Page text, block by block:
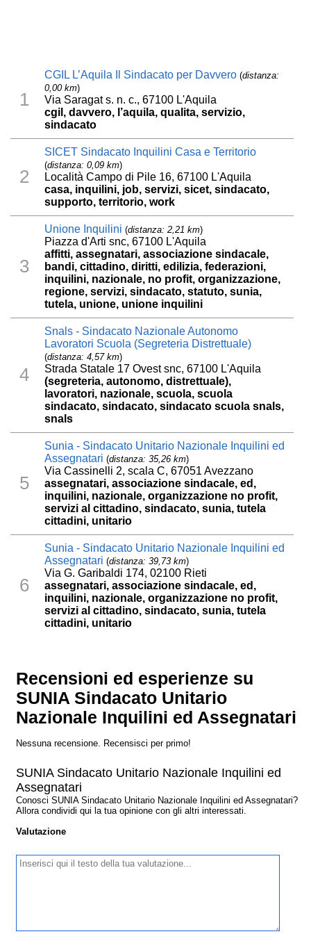
1
CGIL L’Aquila Il Sindacato per Davvero (distanza:
0,00 km)
Via Saragat s. n. c., 67100 L'Aquila
cgil, davvero, l’aquila, qualita, servizio,
sindacato
2
SICET Sindacato Inquilini Casa e Territorio
(distanza: 0,09 km)
Località Campo di Pile 16, 67100 L'Aquila
casa, inquilini, job, servizi, sicet, sindacato,
supporto, territorio, work
3
Unione Inquilini (distanza: 2,21 km)
Piazza d'Arti snc, 67100 L'Aquila
affitti, assegnatari, associazione sindacale,
bandi, cittadino, diritti, edilizia, federazioni,
inquilini, nazionale, no profit, organizzazione,
regione, servizi, sindacato, statuto, sunia,
tutela, unione, unione inquilini
4
Snals - Sindacato Nazionale Autonomo
Lavoratori Scuola (Segreteria Distrettuale)
(distanza: 4,57 km)
Strada Statale 17 Ovest snc, 67100 L'Aquila
(segreteria, autonomo, distrettuale),
lavoratori, nazionale, scuola, scuola
sindacato, sindacato, sindacato scuola snals,
snals
5
Sunia - Sindacato Unitario Nazionale Inquilini ed
Assegnatari (distanza: 35,26 km)
Via Cassinelli 2, scala C, 67051 Avezzano
assegnatari, associazione sindacale, ed,
inquilini, nazionale, organizzazione no profit,
servizi al cittadino, sindacato, sunia, tutela
cittadini, unitario
6
Sunia - Sindacato Unitario Nazionale Inquilini ed
Assegnatari (distanza: 39,73 km)
Via G. Garibaldi 174, 02100 Rieti
assegnatari, associazione sindacale, ed,
inquilini, nazionale, organizzazione no profit,
servizi al cittadino, sindacato, sunia, tutela
cittadini, unitario
Recensioni ed esperienze su
SUNIA Sindacato Unitario
Nazionale Inquilini ed Assegnatari
Nessuna recensione. Recensisci per primo!
SUNIA Sindacato Unitario Nazionale Inquilini ed
Assegnatari
Conosci SUNIA Sindacato Unitario Nazionale Inquilini ed Assegnatari?
Allora condividi qui la tua opinione con gli altri interessati.
Valutazione